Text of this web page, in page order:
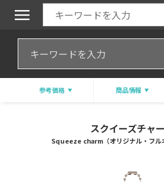
参考価格 商品情報
スクイーズチャ
Squeeze charm（オリジナル・フル